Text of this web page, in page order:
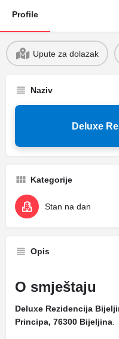
Profile
Upute za dolazak
Naziv
Deluxe
Kategorije
Stan na dan
Opis
O smještaju
Deluxe Rezidencija
Principa, 76300 Bijeljina